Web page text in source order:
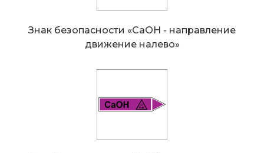
Знак безопасности «CaOH - направление
движение налево»